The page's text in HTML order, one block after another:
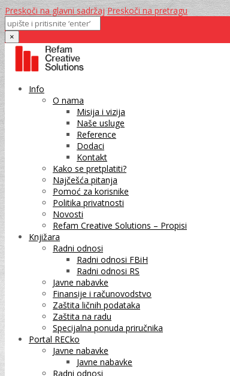
Preskoči na glavni sadržaj Preskoči na pretragu
×
Info
O nama
Misija i vizija
Naše usluge
Reference
Dodaci
Kontakt
Kako se pretplatiti?
Najčešća pitanja
Pomoć za korisnike
Politika privatnosti
Novosti
Refam Creative Solutions – Propisi
Knjižara
Radni odnosi
Radni odnosi FBiH
Radni odnosi RS
Javne nabavke
Finansije i računovodstvo
Zaštita ličnih podataka
Zaštita na radu
Specijalna ponuda priručnika
Portal RECko
Javne nabavke
Javne nabavke
Radni odnosi